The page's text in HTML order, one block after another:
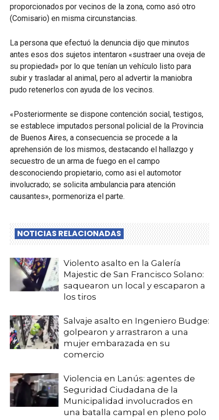
proporcionados por vecinos de la zona, como asó otro
(Comisario) en misma circunstancias.
La persona que efectuó la denuncia dijo que minutos
antes esos dos sujetos intentaron «sustraer una oveja de
su propiedad» por lo que tenían un vehículo listo para
subir y trasladar al animal, pero al advertir la maniobra
pudo retenerlos con ayuda de los vecinos.
«Posteriormente se dispone contención social, testigos,
se establece imputados personal policial de la Provincia
de Buenos Aires, a consecuencia se procede a la
aprehensión de los mismos, destacando el hallazgo y
secuestro de un arma de fuego en el campo
desconociendo propietario, como asi el automotor
involucrado; se solicita ambulancia para atención
causantes», pormenoriza el parte.
NOTICIAS RELACIONADAS
Violento asalto en la Galería
Majestic de San Francisco Solano:
saquearon un local y escaparon a
los tiros
Salvaje asalto en Ingeniero Budge:
golpearon y arrastraron a una
mujer embarazada en su
comercio
Violencia en Lanús: agentes de
Seguridad Ciudadana de la
Municipalidad involucrados en
una batalla campal en pleno polo